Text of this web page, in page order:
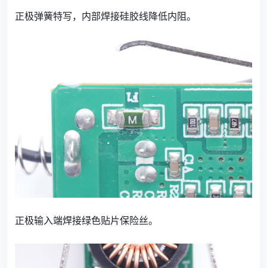
正极弹簧特写，内部焊接硅胶线降低内阻。
正极输入端焊接绿色贴片保险丝。